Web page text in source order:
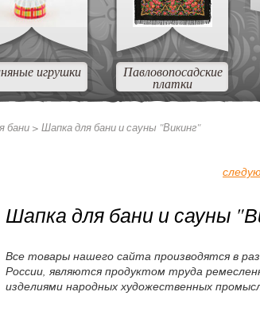
игрушки Павловопосадские
платки
бани > Шапка для бани и сауны "Викинг"
Шапка для бани и сауны
Все товары нашего сайта производятся в
России, являются продуктом труда
изделиями народных художественных